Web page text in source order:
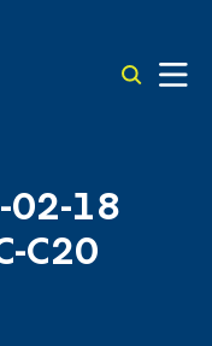
02-18
C20